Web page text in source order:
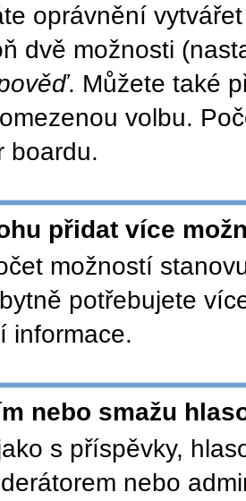
oprávnění
dvě možnosti
. Můžete také
volbu.
boardu.
přidat více
možností
potřebujete
informace.
nebo smažu
s příspěvky,
nebo